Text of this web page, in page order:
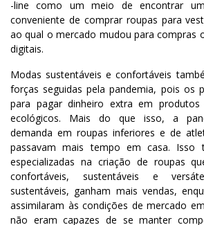
-line como um meio de encontrar
conveniente de comprar roupas para
ao qual o mercado mudou para compras
digitais.
Modas sustentáveis e confortáveis
forças seguidas pela pandemia, pois os
para pagar dinheiro extra em
ecológicos. Mais do que isso, a
demanda em roupas inferiores e de
passavam mais tempo em casa. Isso
especializadas na criação de roupas
confortáveis, sustentáveis e
sustentáveis, ganham mais vendas,
assimilaram às condições de mercado
não eram capazes de se manter